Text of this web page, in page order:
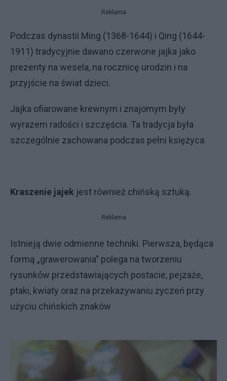
Reklama
Podczas dynastii Ming (1368-1644) i Qing (1644-
1911) tradycyjnie dawano czerwone jajka jako
prezenty na wesela, na rocznicę urodzin i na
przyjście na świat dzieci.
Jajka ofiarowane krewnym i znajomym były
wyrazem radości i szczęścia. Ta tradycja była
szczególnie zachowana podczas pełni księżyca.
Kraszenie jajek jest również chińską sztuką.
Reklama
Istnieją dwie odmienne techniki. Pierwsza, będąca
formą „grawerowania” polega na tworzeniu
rysunków przedstawiających postacie, pejzaże,
ptaki, kwiaty oraz na przekazywaniu życzeń przy
użyciu chińskich znaków